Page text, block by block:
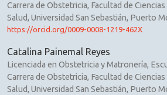
Carrera de Obstetricia, Facultad de
Salud, Universidad San Sebastián, Puerto
https://orcid.org/0009-0008-1219-462X
Catalina Painemal Reyes
Licenciada en Obstetricia y Matronería,
Carrera de Obstetricia, Facultad de
Salud, Universidad San Sebastián, Puerto